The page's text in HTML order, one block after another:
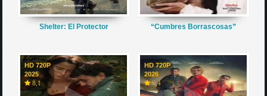
Shelter: El Protector “Cumbres Borrascosas”
HD 720P
2025
8,1
HD 720P
2026
6,4